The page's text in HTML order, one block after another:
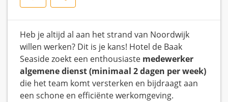
Heb je altijd al aan het strand van Noordwijk
willen werken? Dit is je kans! Hotel de Baak
Seaside zoekt een enthousiaste medewerker
algemene dienst(minimaal 2 dagen per week)
die het team komt versterken en bijdraagt aan
een schone en efficiënte werkomgeving.